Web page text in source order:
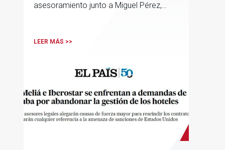
asesoramiento junto a Miguel Pérez,
LEER MÁS >>